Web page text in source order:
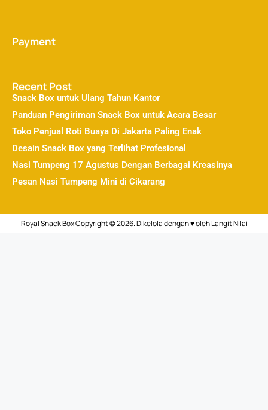
Payment
Recent Post
Snack Box untuk Ulang Tahun Kantor
Panduan Pengiriman Snack Box untuk Acara Besar
Toko Penjual Roti Buaya Di Jakarta Paling Enak
Desain Snack Box yang Terlihat Profesional
Nasi Tumpeng 17 Agustus Dengan Berbagai Kreasinya
Pesan Nasi Tumpeng Mini di Cikarang
Royal Snack Box Copyright © 2026. Dikelola dengan ♥ olehLangit Nilai